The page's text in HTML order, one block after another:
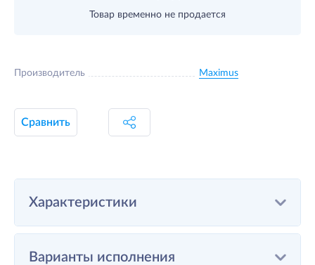
Товар временно не продается
Производитель Maximus
Сравнить
Характеристики
Варианты исполнения